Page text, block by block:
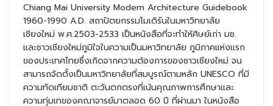
Chiang Mai University Modern Architecture Guidebook
1960-1990 A.D. สถาปัตยกรรมโมเดิร์นในมหาวิทยาลัย
เชียงใหม่ พ.ศ.2503-2533 เป็นหนังสือที่จะทำให้ศิษย์เก่า มช.
และชาวเชียงใหม่ภูมิใจในความเป็นมหาวิทยาลัย ภูมิภาคแห่งแรก
ของประเทศไทยซึ่งเกิดจากความต้องการของชาวเชียงใหม่ จน
สามารถจัดตั้งเป็นมหาวิทยาลัยที่สมบูรณ์ตามหลัก UNESCO ที่มี
ความทัดเทียมชาติ ตะวันตกตรงที่เน้นคุณภาพการศึกษาและ
ความทุ่มเทของคณาจารย์มาตลอด 60 ปี ที่ผ่านมา ในหนังสือ